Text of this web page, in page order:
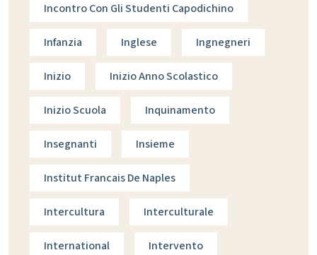
Incontro Con Gli Studenti Capodichino
Infanzia Inglese Ingnegneri
Inizio Inizio Anno Scolastico
Inizio Scuola Inquinamento
Insegnanti Insieme
Institut Francais De Naples
Intercultura Interculturale
International Intervento